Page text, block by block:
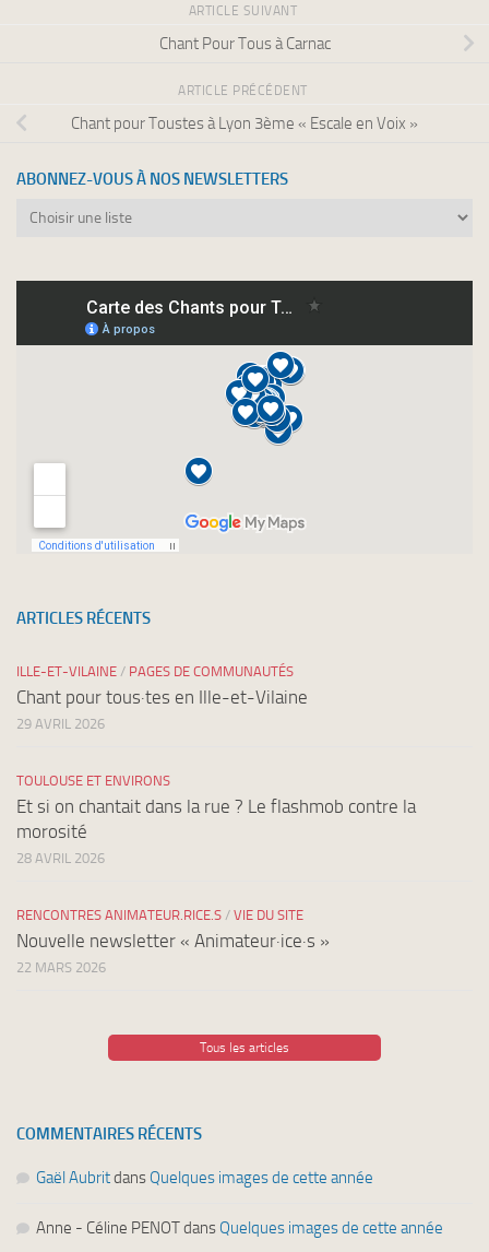
ARTICLE SUIVANT
Chant Pour Tous à Carnac
ARTICLE PRÉCÉDENT
Chant pour Toustes à Lyon 3ème « Escale en Voix »
ABONNEZ-VOUS À NOS NEWSLETTERS
Abonnez-
newsletters
ARTICLES RÉCENTS
ILLE-ET-VILAINE / PAGES DE COMMUNAUTÉS
Chant pour tous·tes en Ille-et-Vilaine
29 AVRIL 2026
TOULOUSE ET ENVIRONS
Et si on chantait dans la rue ? Le flashmob contre la
morosité
28 AVRIL 2026
RENCONTRES ANIMATEUR.RICE.S / VIE DU SITE
Nouvelle newsletter « Animateur·ice·s »
22 MARS 2026
Tous les articles
COMMENTAIRES RÉCENTS
Gaël Aubritdans Quelques images de cette année
Anne - Céline PENOTdans Quelques images de cette année